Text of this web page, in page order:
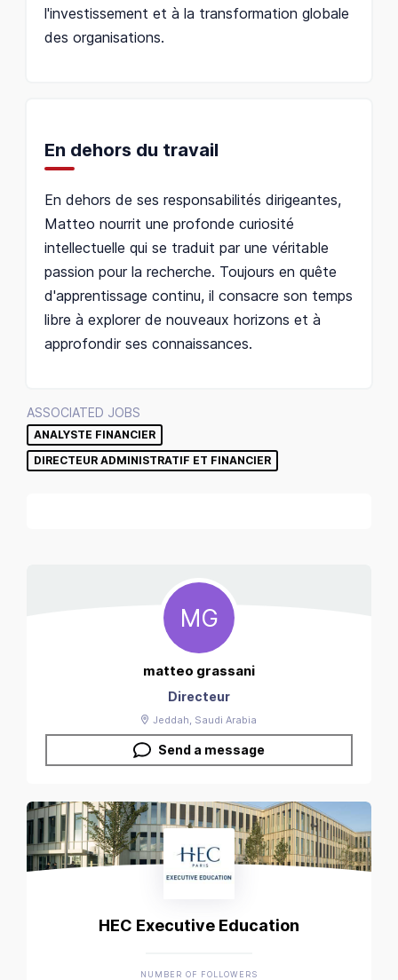
l'investissement et à la transformation globale
des organisations.
En dehors du travail
En dehors de ses responsabilités dirigeantes,
Matteo nourrit une profonde curiosité
intellectuelle qui se traduit par une véritable
passion pour la recherche. Toujours en quête
d'apprentissage continu, il consacre son temps
libre à explorer de nouveaux horizons et à
approfondir ses connaissances.
ASSOCIATED JOBS
ANALYSTE FINANCIER
DIRECTEUR ADMINISTRATIF ET FINANCIER
MG
matteo grassani
Directeur
Jeddah , Saudi Arabia
Send a message
HEC Executive Education
NUMBER OF FOLLOWERS